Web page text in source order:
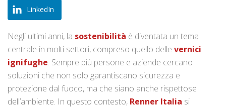
LinkedIn
Negli ultimi anni, la sostenibilità è diventata un tema
centrale in molti settori, compreso quello delle vernici
ignifughe. Sempre più persone e aziende cercano
soluzioni che non solo garantiscano sicurezza e
protezione dal fuoco, ma che siano anche rispettose
dell’ambiente. In questo contesto, Renner Italia si